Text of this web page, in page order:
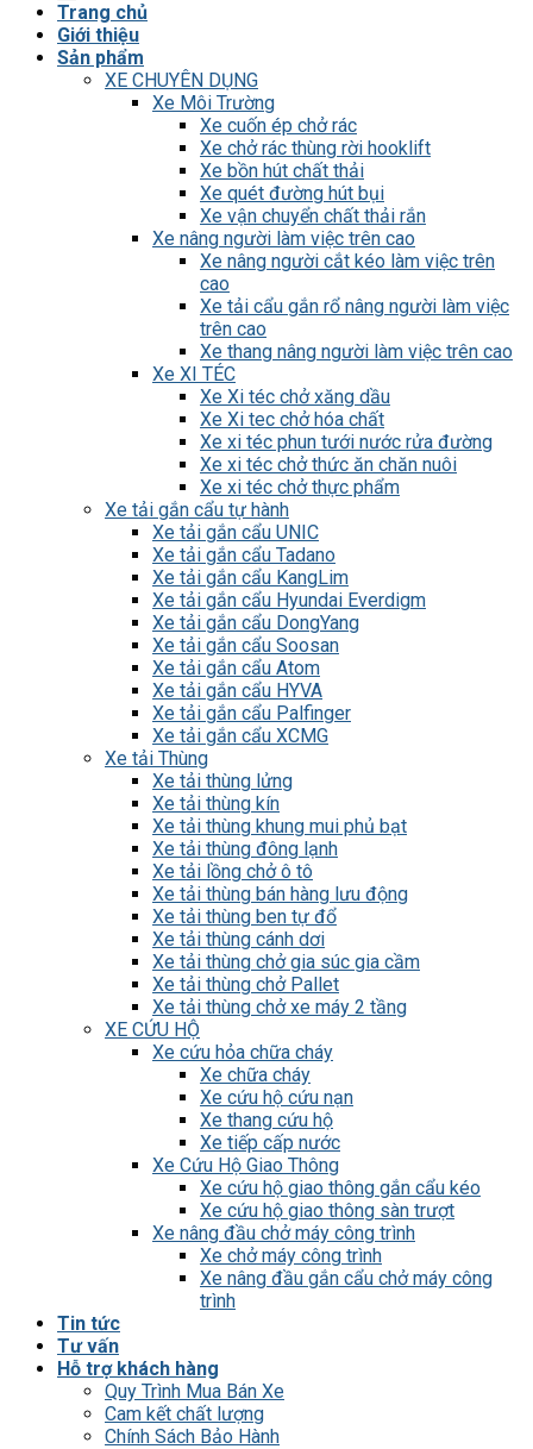
Trang chủ
Giới thiệu
Sản phẩm
XE CHUYÊN DỤNG
Xe Môi Trường
Xe cuốn ép chở rác
Xe chở rác thùng rời hooklift
Xe bồn hút chất thải
Xe quét đường hút bụi
Xe vận chuyển chất thải rắn
Xe nâng người làm việc trên cao
Xe nâng người cắt kéo làm việc trên
cao
Xe tải cẩu gắn rổ nâng người làm việc
trên cao
Xe thang nâng người làm việc trên cao
Xe XI TÉC
Xe Xi téc chở xăng dầu
Xe Xi tec chở hóa chất
Xe xi téc phun tưới nước rửa đường
Xe xi téc chở thức ăn chăn nuôi
Xe xi téc chở thực phẩm
Xe tải gắn cẩu tự hành
Xe tải gắn cẩu UNIC
Xe tải gắn cẩu Tadano
Xe tải gắn cẩu KangLim
Xe tải gắn cẩu Hyundai Everdigm
Xe tải gắn cẩu DongYang
Xe tải gắn cẩu Soosan
Xe tải gắn cẩu Atom
Xe tải gắn cẩu HYVA
Xe tải gắn cẩu Palfinger
Xe tải gắn cẩu XCMG
Xe tải Thùng
Xe tải thùng lửng
Xe tải thùng kín
Xe tải thùng khung mui phủ bạt
Xe tải thùng đông lạnh
Xe tải lồng chở ô tô
Xe tải thùng bán hàng lưu động
Xe tải thùng ben tự đổ
Xe tải thùng cánh dơi
Xe tải thùng chở gia súc gia cầm
Xe tải thùng chở Pallet
Xe tải thùng chở xe máy 2 tầng
XE CỨU HỘ
Xe cứu hỏa chữa cháy
Xe chữa cháy
Xe cứu hộ cứu nạn
Xe thang cứu hộ
Xe tiếp cấp nước
Xe Cứu Hộ Giao Thông
Xe cứu hộ giao thông gắn cẩu kéo
Xe cứu hộ giao thông sàn trượt
Xe nâng đầu chở máy công trình
Xe chở máy công trình
Xe nâng đầu gắn cẩu chở máy công
trình
Tin tức
Tư vấn
Hỗ trợ khách hàng
Quy Trình Mua Bán Xe
Cam kết chất lượng
Chính Sách Bảo Hành